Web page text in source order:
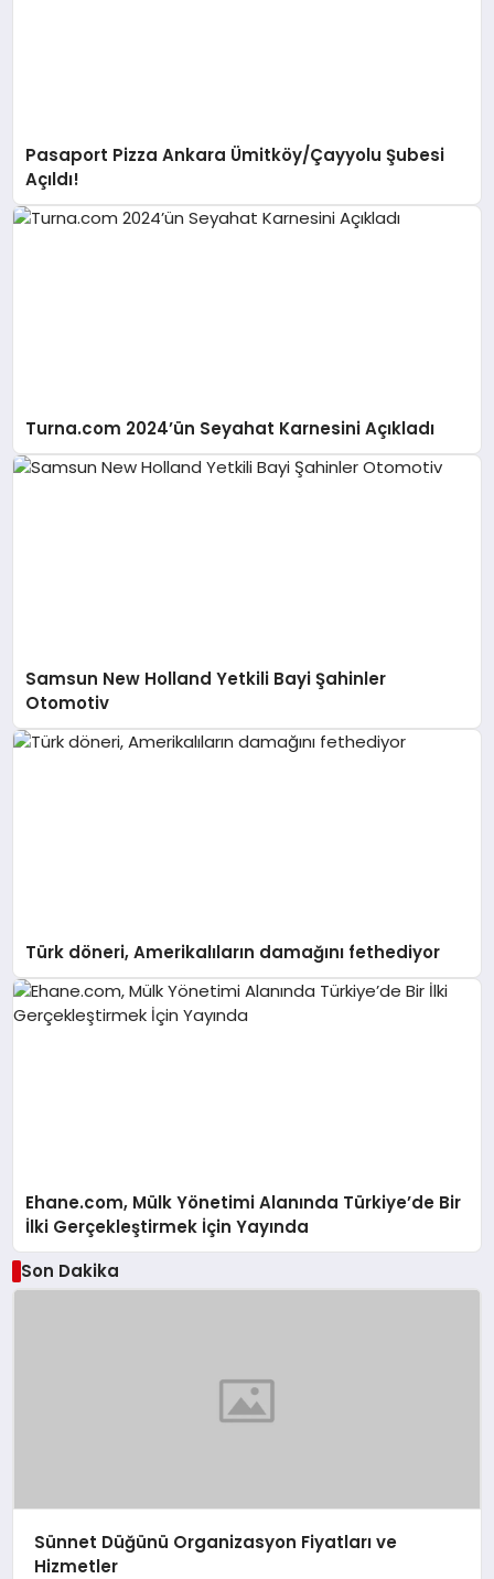
Pasaport Pizza Ankara Ümitköy/Çayyolu Şubesi
Açıldı!
Turna.com 2024’ün Seyahat Karnesini Açıkladı
Samsun New Holland Yetkili Bayi Şahinler
Otomotiv
Türk döneri, Amerikalıların damağını fethediyor
Ehane.com, Mülk Yönetimi Alanında Türkiye’de Bir
İlki Gerçekleştirmek İçin Yayında
Son Dakika
Sünnet Düğünü Organizasyon Fiyatları ve
Hizmetler